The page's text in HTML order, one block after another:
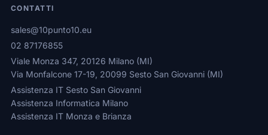
CONTATTI
sales@10punto10.eu
02 87176855
Viale Monza 347, 20126 Milano (MI)
Via Monfalcone 17-19, 20099 Sesto San Giovanni (MI)
Assistenza IT Sesto San Giovanni
Assistenza Informatica Milano
Assistenza IT Monza e Brianza